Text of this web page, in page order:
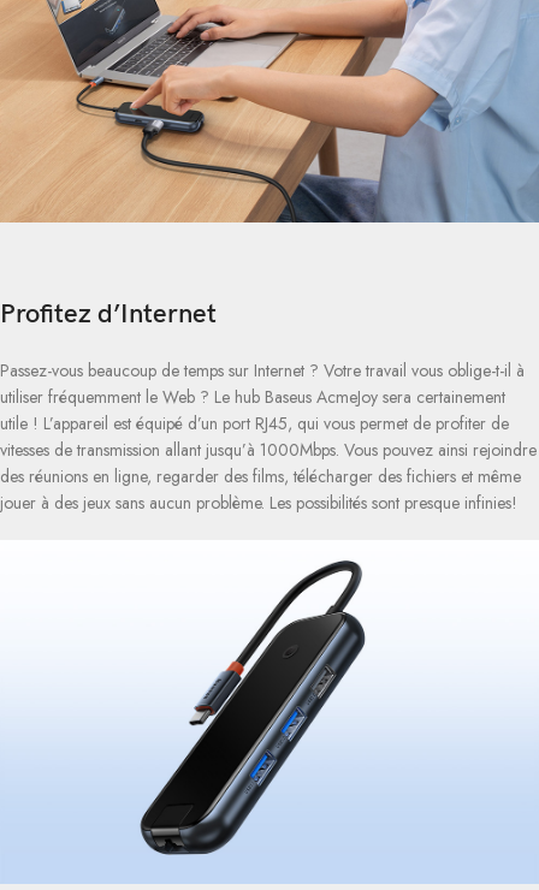
Profitez d’Internet
Passez-vous beaucoup de temps sur Internet ? Votre travail vous oblige-t-il à
utiliser fréquemment le Web ? Le hub Baseus AcmeJoy sera certainement
utile ! L’appareil est équipé d’un port RJ45, qui vous permet de profiter de
vitesses de transmission allant jusqu’à 1000Mbps. Vous pouvez ainsi rejoindre
des réunions en ligne, regarder des films, télécharger des fichiers et même
jouer à des jeux sans aucun problème. Les possibilités sont presque infinies!